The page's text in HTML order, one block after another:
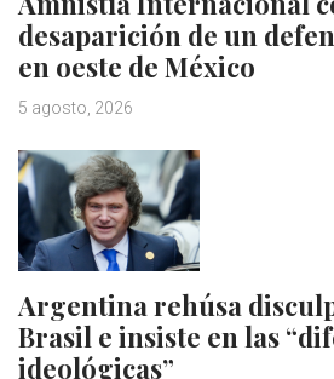
desaparición de un
en oeste de México
5 agosto, 2026
Argentina rehúsa
Brasil e insiste en las
ideológicas”